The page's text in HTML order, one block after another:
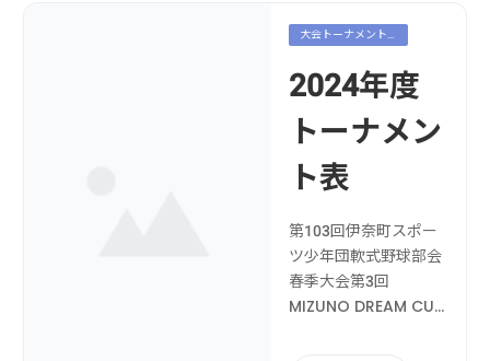
球高学年大会第2回三
郷市近隣少年野球低学
年育成大会予選リー...
大会トーナメント
2024年度
トーナメン
ト表
第103回伊奈町スポー
ツ少年団軟式野球部会
春季大会第3回
MIZUNO DREAM CUP